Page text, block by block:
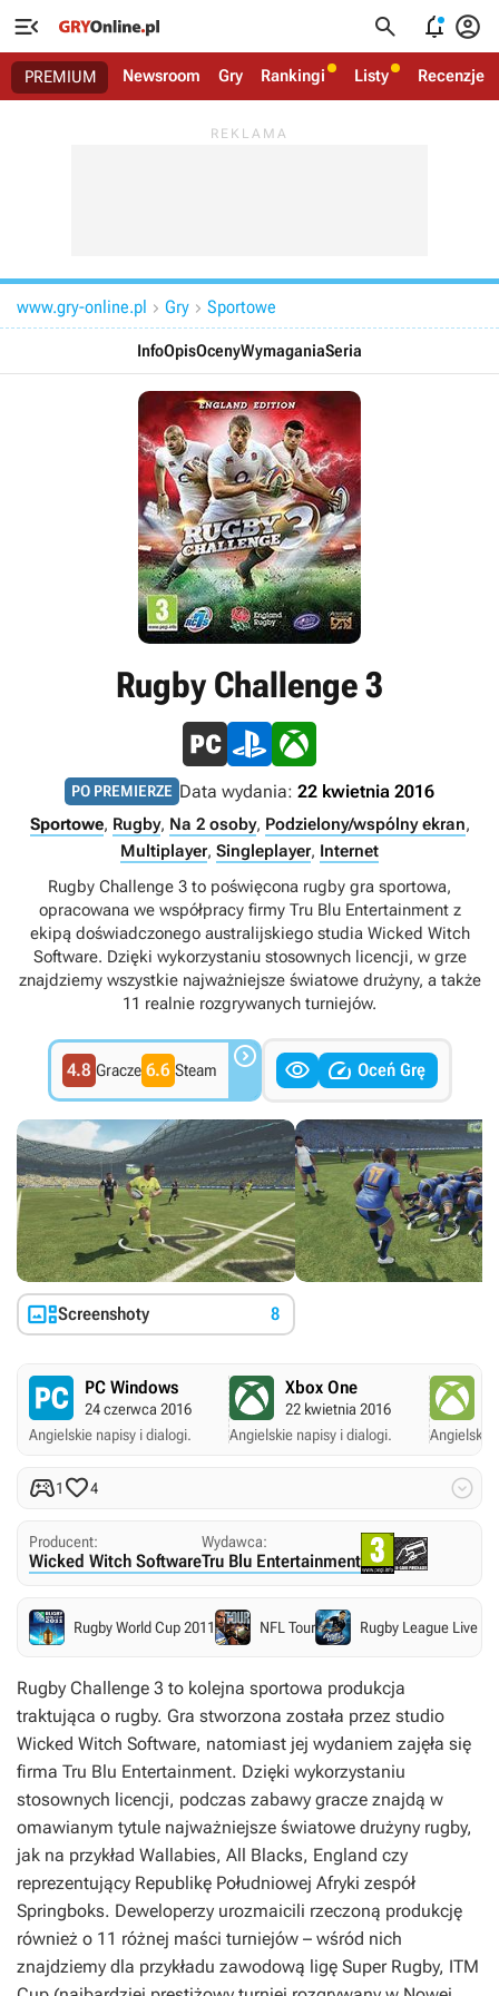
   
PREMIUM Newsroom Gry Rankingi Listy Recenzje
www.gry-online.pl  Gry  Sportowe
InfoOpisOcenyWymaganiaSeria
Rugby Challenge 3
PO PREMIERZE Data wydania: 22 kwietnia 2016
Sportowe, Rugby, Na 2 osoby, Podzielony/wspólny ekran,
Multiplayer, Singleplayer, Internet
Rugby Challenge 3 to poświęcona rugby gra sportowa,
opracowana we współpracy firmy Tru Blu Entertainment z
ekipą doświadczonego australijskiego studia Wicked Witch
Software. Dzięki wykorzystaniu stosownych licencji, w grze
znajdziemy wszystkie najważniejsze światowe drużyny, a także
11 realnie rozgrywanych turniejów.
4.8 Gracze 6.6 Steam    Oceń Grę
Screenshoty 8
PC Windows
24 czerwca 2016
Angielskie napisy i dialogi.
Xbox One
22 kwietnia 2016
Angielskie napisy i dialogi.
Angielskie
1 4 
Producent:
Wicked Witch Software
Wydawca:
Tru Blu Entertainment
Rugby World Cup 2011 NFL Tour Rugby League Live
Rugby Challenge 3 to kolejna sportowa produkcja
traktująca o rugby. Gra stworzona została przez studio
Wicked Witch Software, natomiast jej wydaniem zajęła się
firma Tru Blu Entertainment. Dzięki wykorzystaniu
stosownych licencji, podczas zabawy gracze znajdą w
omawianym tytule najważniejsze światowe drużyny rugby,
jak na przykład Wallabies, All Blacks, England czy
reprezentujący Republikę Południowej Afryki zespół
Springboks. Deweloperzy urozmaicili rzeczoną produkcję
również o 11 różnej maści turniejów – wśród nich
znajdziemy dla przykładu zawodową ligę Super Rugby, ITM